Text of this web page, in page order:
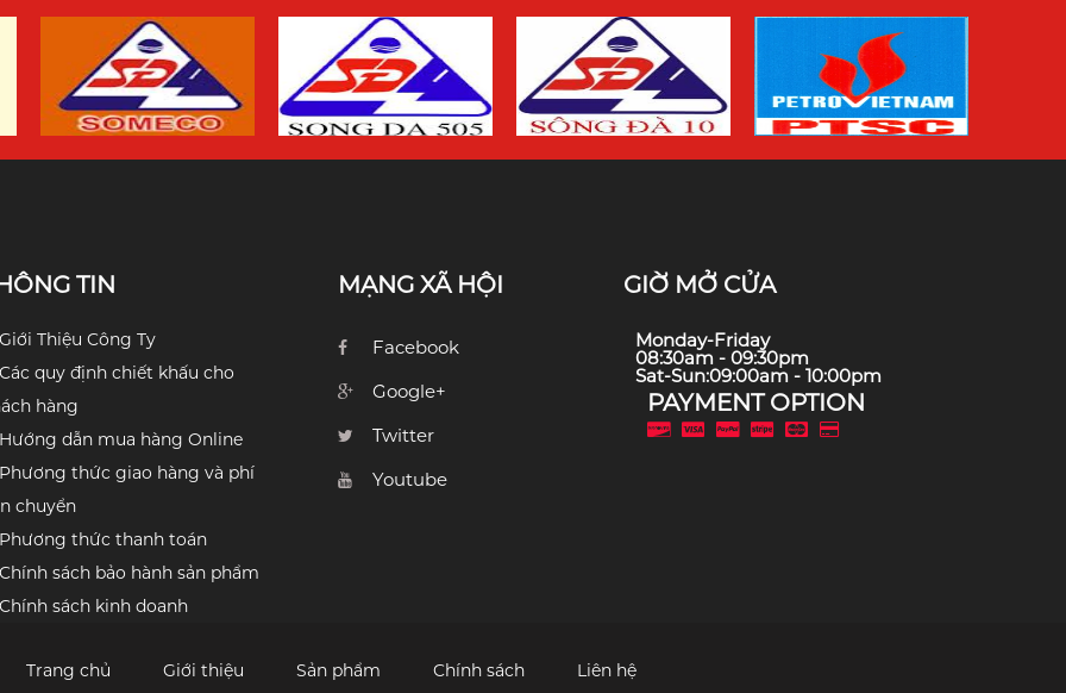
TIN
Giới Thiệu Công Ty
Các quy định chiết khấu cho
hàng
Hướng dẫn mua hàng Online
Phương thức giao hàng và phí
chuyển
Phương thức thanh toán
Chính sách bảo hành sản phẩm
Chính sách kinh doanh
MẠNG XÃ HỘI
Facebook
Google+
Twitter
Youtube
GIỜ MỞ CỬA
Monday-Friday
08:30am - 09:30pm
Sat-Sun:09:00am - 10:00pm
PAYMENT OPTION
Trang chủ Giới thiệu Sản phẩm Chính sách Liên hệ